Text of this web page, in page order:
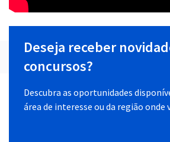
Deseja receber
concursos?
Descubra as oportunidades
área de interesse ou da região onde